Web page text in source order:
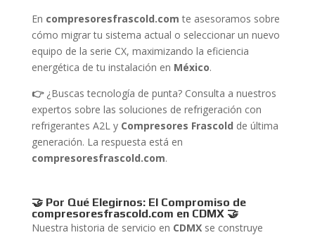
En compresoresfrascold.com te asesoramos sobre
cómo migrar tu sistema actual o seleccionar un nuevo
equipo de la serie CX, maximizando la eficiencia
energética de tu instalación en México.
👉 ¿Buscas tecnología de punta? Consulta a nuestros
expertos sobre las soluciones de refrigeración con
refrigerantes A2L y Compresores Frascold de última
generación. La respuesta está en
compresoresfrascold.com.
🤝 Por Qué Elegirnos: El Compromiso de
compresoresfrascold.com en CDMX 🤝
Nuestra historia de servicio en CDMXse construye